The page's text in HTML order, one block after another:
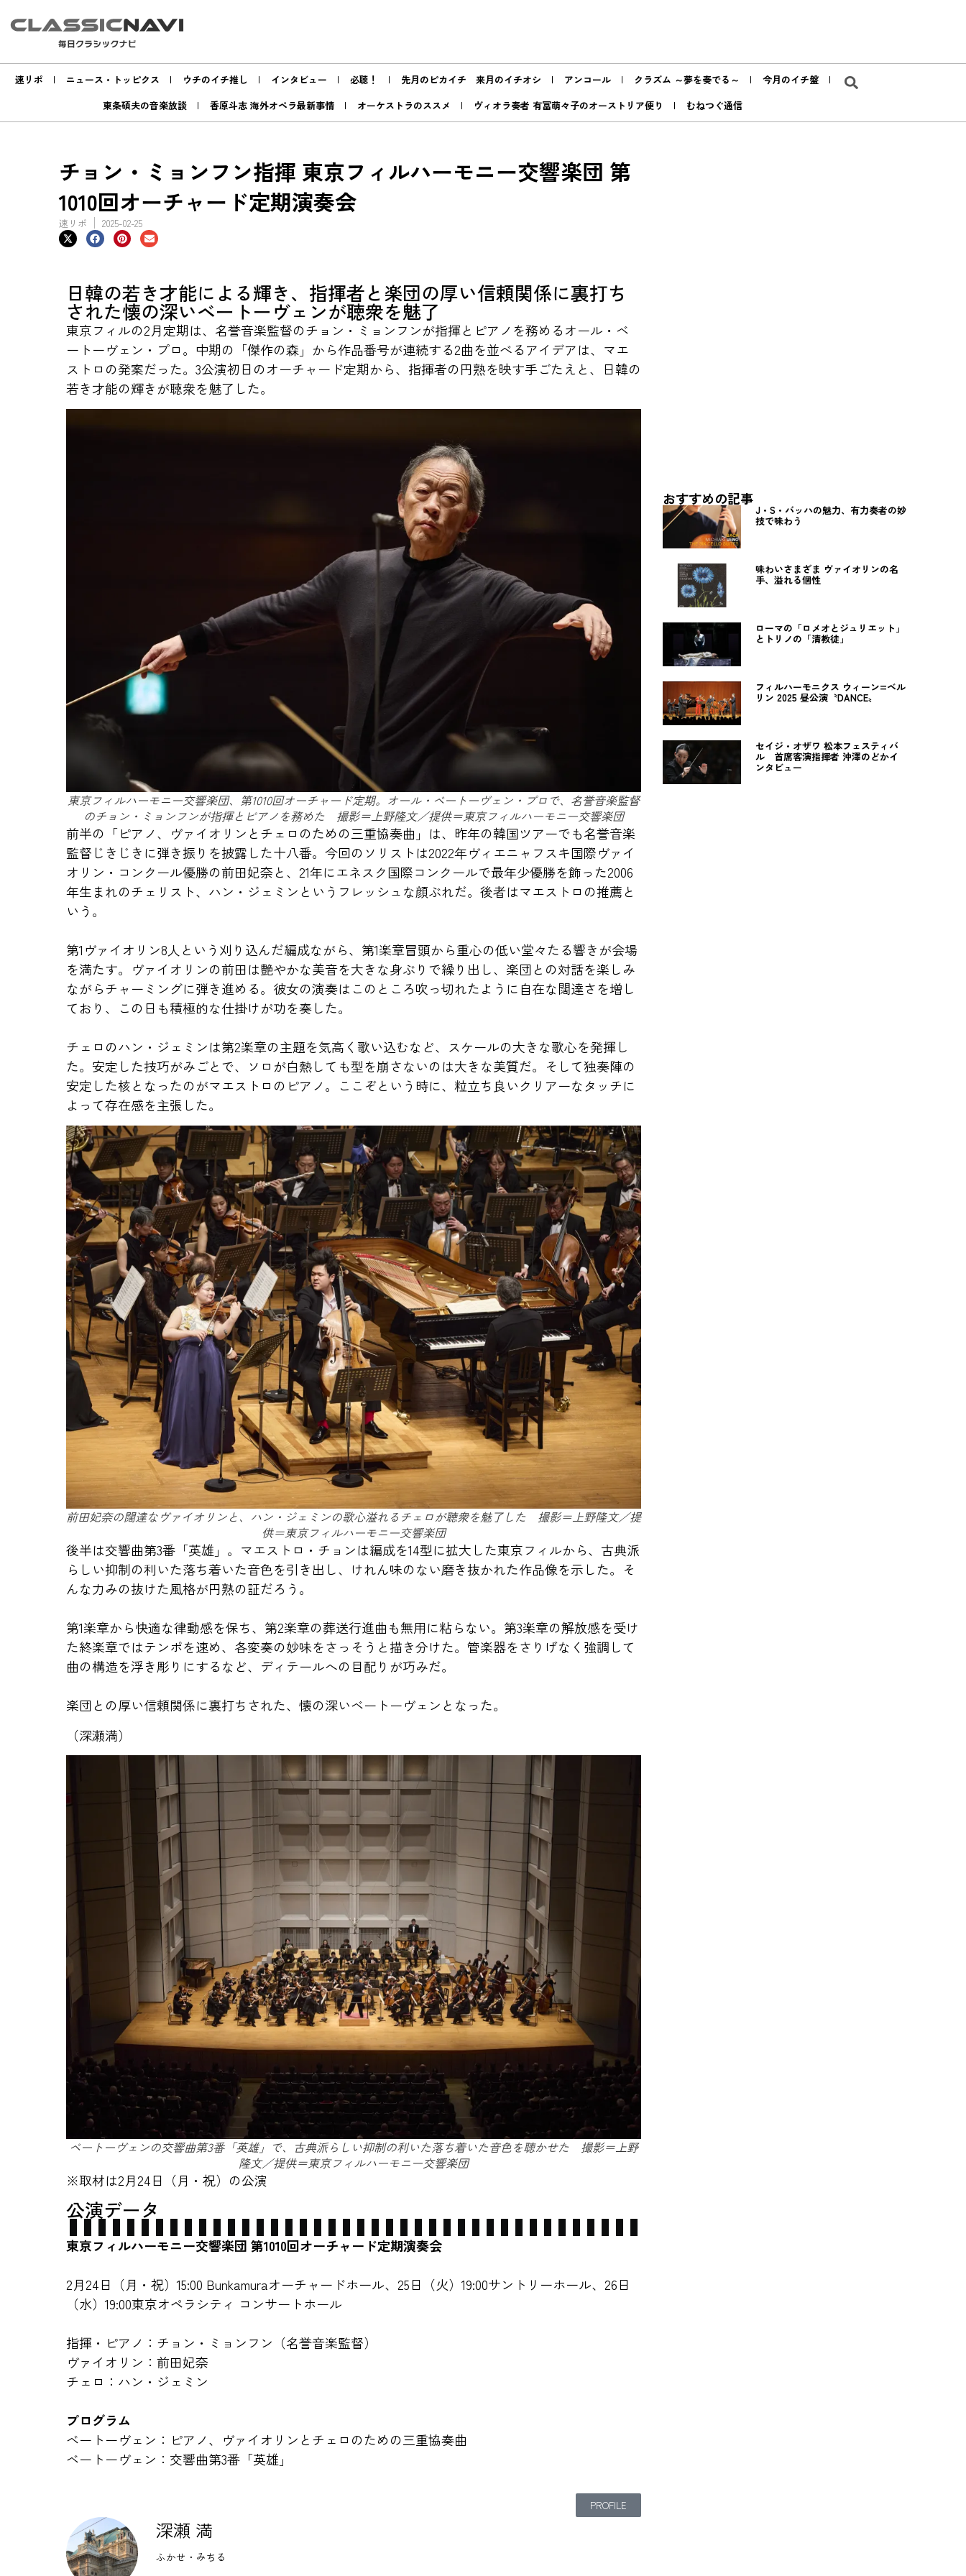
速リポ ニュース・トッピクス ウチのイチ推し インタビュー 必聴！ 先月のピカイチ 来月のイチオシ アンコール クラズム ～夢を奏でる～
今月のイチ盤
東条碩夫の音楽放談
香原斗志 海外オペラ最新事情 オーケストラのススメ ヴィオラ奏者 有冨萌々子のオーストリア便り むねつぐ通信
チョン・ミョンフン指揮 東京フィルハーモニー交響楽団 第
1010回オーチャード定期演奏会
速リポ 2025-02-25
日韓の若き才能による輝き、指揮者と楽団の厚い信頼関係に裏打ち
された懐の深いベートーヴェンが聴衆を魅了
東京フィルの2月定期は、名誉音楽監督のチョン・ミョンフンが指揮とピアノを務めるオール・ベ
ートーヴェン・プロ。中期の「傑作の森」から作品番号が連続する2曲を並べるアイデアは、マエ
ストロの発案だった。3公演初日のオーチャード定期から、指揮者の円熟を映す手ごたえと、日韓の
若き才能の輝きが聴衆を魅了した。
東京フィルハーモニー交響楽団、第1010回オーチャード定期。オール・ベートーヴェン・プロで、名誉音楽監督
のチョン・ミョンフンが指揮とピアノを務めた 撮影＝上野隆文／提供＝東京フィルハーモニー交響楽団
前半の「ピアノ、ヴァイオリンとチェロのための三重協奏曲」は、昨年の韓国ツアーでも名誉音楽
監督じきじきに弾き振りを披露した十八番。今回のソリストは2022年ヴィエニャフスキ国際ヴァイ
オリン・コンクール優勝の前田妃奈と、21年にエネスク国際コンクールで最年少優勝を飾った2006
年生まれのチェリスト、ハン・ジェミンというフレッシュな顔ぶれだ。後者はマエストロの推薦と
いう。
第1ヴァイオリン8人という刈り込んだ編成ながら、第1楽章冒頭から重心の低い堂々たる響きが会場
を満たす。ヴァイオリンの前田は艶やかな美音を大きな身ぶりで繰り出し、楽団との対話を楽しみ
ながらチャーミングに弾き進める。彼女の演奏はこのところ吹っ切れたように自在な闊達さを増し
ており、この日も積極的な仕掛けが功を奏した。
チェロのハン・ジェミンは第2楽章の主題を気高く歌い込むなど、スケールの大きな歌心を発揮し
た。安定した技巧がみごとで、ソロが白熱しても型を崩さないのは大きな美質だ。そして独奏陣の
安定した核となったのがマエストロのピアノ。ここぞという時に、粒立ち良いクリアーなタッチに
よって存在感を主張した。
前田妃奈の闊達なヴァイオリンと、ハン・ジェミンの歌心溢れるチェロが聴衆を魅了した 撮影＝上野隆文／提
供＝東京フィルハーモニー交響楽団
後半は交響曲第3番「英雄」。マエストロ・チョンは編成を14型に拡大した東京フィルから、古典派
らしい抑制の利いた落ち着いた音色を引き出し、けれん味のない磨き抜かれた作品像を示した。そ
んな力みの抜けた風格が円熟の証だろう。
第1楽章から快適な律動感を保ち、第2楽章の葬送行進曲も無用に粘らない。第3楽章の解放感を受け
た終楽章ではテンポを速め、各変奏の妙味をさっそうと描き分けた。管楽器をさりげなく強調して
曲の構造を浮き彫りにするなど、ディテールへの目配りが巧みだ。
楽団との厚い信頼関係に裏打ちされた、懐の深いベートーヴェンとなった。
（深瀬満）
ベートーヴェンの交響曲第3番「英雄」で、古典派らしい抑制の利いた落ち着いた音色を聴かせた 撮影＝上野
隆文／提供＝東京フィルハーモニー交響楽団
※取材は2月24日（月・祝）の公演
公演データ
東京フィルハーモニー交響楽団 第1010回オーチャード定期演奏会
2月24日（月・祝）15:00 Bunkamuraオーチャードホール、25日（火）19:00サントリーホール、26日
（水）19:00東京オペラシティ コンサートホール
指揮・ピアノ：チョン・ミョンフン（名誉音楽監督）
ヴァイオリン：前田妃奈
チェロ：ハン・ジェミン
プログラム
ベートーヴェン：ピアノ、ヴァイオリンとチェロのための三重協奏曲
ベートーヴェン：交響曲第3番「英雄」
PROFILE
深瀬 満
ふかせ・みちる
おすすめの記事
J・S・バッハの魅力、有力奏者の妙
技で味わう
味わいさまざま ヴァイオリンの名
手、溢れる個性
ローマの「ロメオとジュリエット」
とトリノの「清教徒」
フィルハーモニクス ウィーン=ベル
リン 2025 昼公演〝DANCE〟
セイジ・オザワ 松本フェスティバ
ル 首席客演指揮者 沖澤のどかイ
ンタビュー